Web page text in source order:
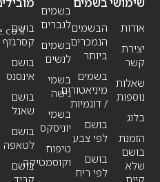
אודות
יצירת
קשר
שאלות
נוספות
בלוג
הזמנת
בושם
שלא
בשמים
לגברים
בשמים
לנשים
בשמי
נישה
בשמי
יוניסקס
טיפוח
וקוסמטיקה
הבשמים
הנמכרים
ביותר
בשמים
מיניאטורים
/ דוגמיות
בושם
לפי צבע
בושם
לפי ריח
בושם
קסרג’וף
בושם
אינסנס
בושם
שאנל
בושם
לטאפה
בושם